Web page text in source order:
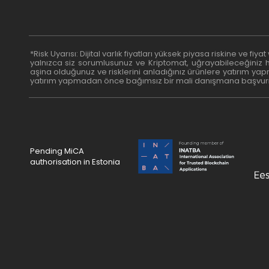
*Risk Uyarısı: Dijital varlık fiyatları yüksek piyasa riskine ve
yalnızca siz sorumlusunuz ve Kriptomat,
aşina olduğunuz ve risklerini anladığınız ürünlere yatırım
yatırım yapmadan önce bağımsız bir mali danışmana
Pending MiCA
authorisation in Estonia